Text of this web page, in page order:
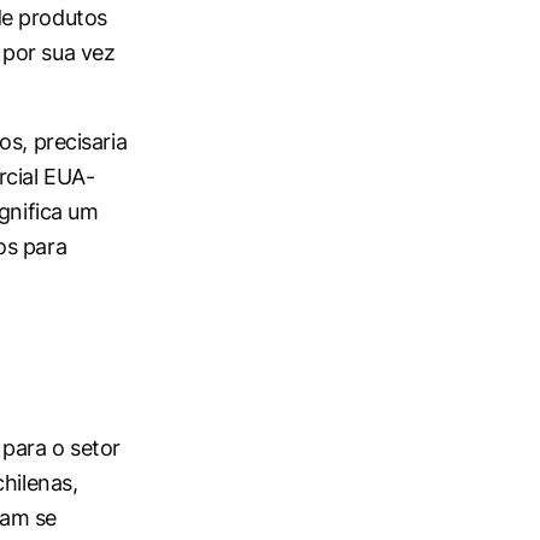
produtos
sua vez
precisaria
EUA-
um
para
o setor
se